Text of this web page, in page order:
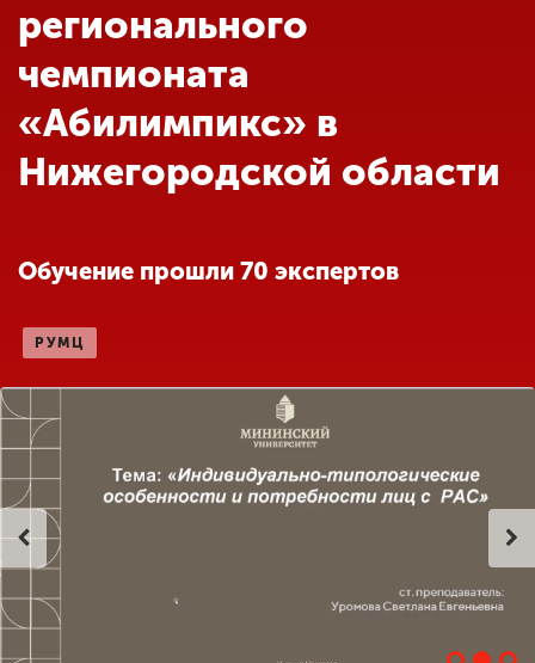
Международная
деятельность
Другие виды
деятельности
Студенческая жизнь
Сведения об
образовательной
ENG SPN CHI
регионального
чемпионата
«Абилимпикс» в
Нижегородской области
Обучение прошли 70 экспертов
РУМЦ